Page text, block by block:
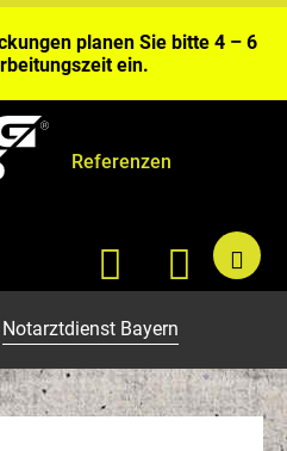
planen Sie bitte 4 – 6
ein.
Referenzen
Notarztdienst Bayern